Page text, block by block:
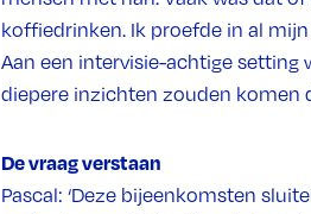
koffiedrinken. Ik proefde in al
Aan een intervisie-achtige setting
diepere inzichten zouden komen
De vraag verstaan
Pascal: ‘Deze bijeenkomsten